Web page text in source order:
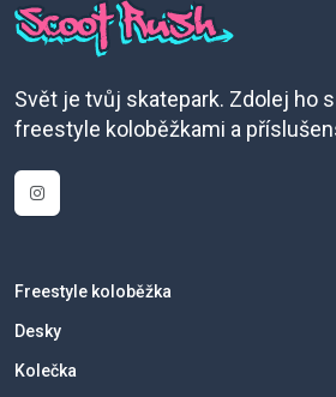
Svět je tvůj skatepark. Zdolej ho
freestyle koloběžkami a
Freestyle koloběžka
Desky
Kolečka